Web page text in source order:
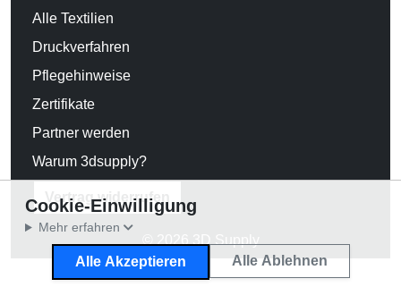
Alle Textilien
Druckverfahren
Pflegehinweise
Zertifikate
Partner werden
Warum 3dsupply?
Vertrag widerrufen
© 2026 3D Supply
Cookie-Einwilligung
Mehr erfahren
Alle Akzeptieren Alle Ablehnen